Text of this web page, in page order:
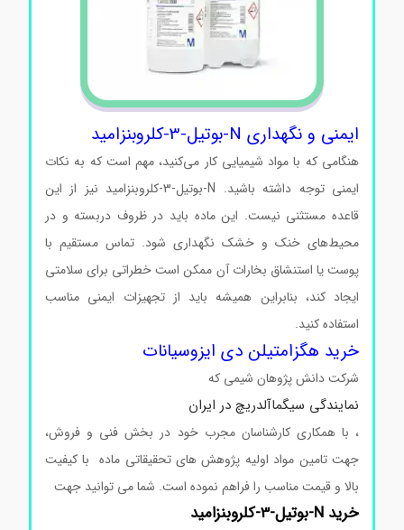
ایمنی و نگهداری N-بوتیل-3-کلروبنزامید
هنگامی که با مواد شیمیایی کار می‌کنید، مهم است که به نکات
ایمنی توجه داشته باشید. N-بوتیل-3-کلروبنزامید نیز از این
قاعده مستثنی نیست. این ماده باید در ظروف دربسته و در
محیط‌های خنک و خشک نگهداری شود. تماس مستقیم با
پوست یا استنشاق بخارات آن ممکن است خطراتی برای سلامتی
ایجاد کند، بنابراین همیشه باید از تجهیزات ایمنی مناسب
استفاده کنید.
خرید هگزامتیلن دی ایزوسیانات
شرکت دانش پژوهان شیمی که
نمایندگی سیگماآلدریچ در ایران
، با همکاری کارشناسان مجرب خود در بخش فنی و فروش،
جهت تامین مواد اولیه پژوهش های تحقیقاتی ماده با کیفیت
بالا و قیمت مناسب را فراهم نموده است. شما می توانید جهت
خرید N-بوتیل-3-کلروبنزامید